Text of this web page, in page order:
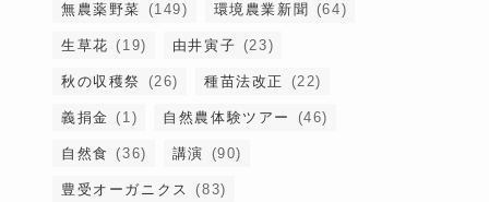
無農薬野菜 (149) 環境農業新聞 (64)
生草花 (19) 由井寅子 (23)
秋の収穫祭 (26) 種苗法改正 (22)
義捐金 (1) 自然農体験ツアー (46)
自然食 (36) 講演 (90)
豊受オーガニクス (83)